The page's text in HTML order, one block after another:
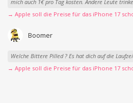
mich auch 1€ pro Tag kosten. Andere Leute
→ Apple soll die Preise für das iPhone 17
Boomer
Welche Bittere Pilled ? Es hat dich auf die
→ Apple soll die Preise für das iPhone 17